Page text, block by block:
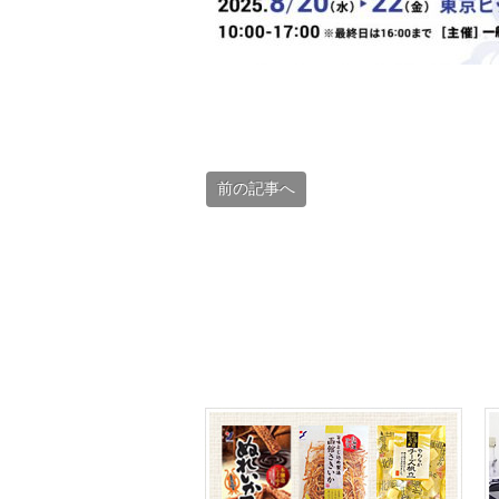
前の記事へ